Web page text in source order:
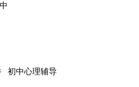
初中心理辅导